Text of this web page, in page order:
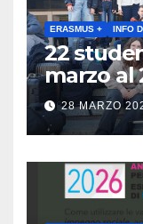
maggio
ERASMUS + INFO
22
marzo al
Brescia :
mente
28 MARZO